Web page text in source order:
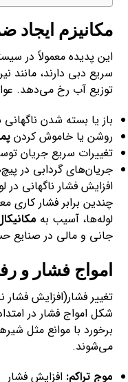
مکانیزم ایجاد
این پدیده معمولاً در
سریع دبی دارند، مانند
توزیع آب رخ می‌دهد.
باز یا بسته شدن
روشن یا خاموش کردن
تغییرات سریع جریان
جریان‌های گردابی در
افزایش فشار ناگهانی در
چندین برابر فشار
لوله‌ها، آسیب به
جانی و مالی در صنایع
امواج فشار و
تغییر فشار(افزایش فشار
شکل امواج فشار در
برخورد با موانع مثل
می‌شوند.
موج تراکم: افزایش فشار